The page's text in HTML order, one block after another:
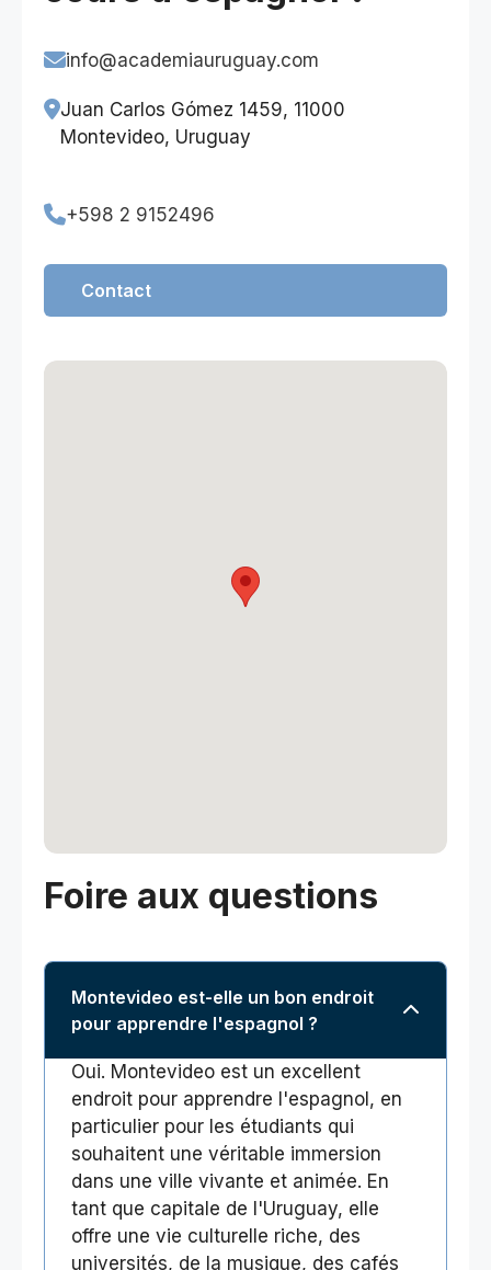
info@academiauruguay.com
Juan Carlos Gómez 1459, 11000
Montevideo, Uruguay
+598 2 9152496
Contact
Foire aux questions
Montevideo est-elle un bon endroit
pour apprendre l'espagnol ?
Oui. Montevideo est un excellent
endroit pour apprendre l'espagnol, en
particulier pour les étudiants qui
souhaitent une véritable immersion
dans une ville vivante et animée. En
tant que capitale de l'Uruguay, elle
offre une vie culturelle riche, des
universités, de la musique, des cafés